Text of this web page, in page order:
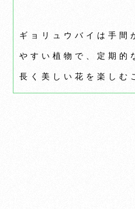
ギョリュウバイは手間
やすい植物で、定期的
長く美しい花を楽しむ